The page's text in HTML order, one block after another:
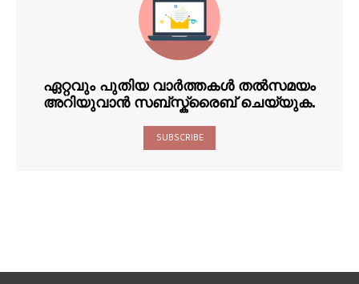
ഏറ്റവും പുതിയ വാർത്തകൾ തൽസമയം
അറിയുവാൻ സബ്സ്ക്രൈബ് ചെയ്യുക.
SUBSCRIBE